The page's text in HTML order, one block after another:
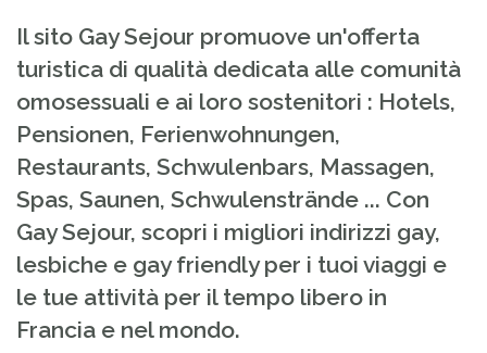
Il sito Gay Sejour promuove un'offerta
turistica di qualità dedicata alle comunità
omosessuali e ai loro sostenitori : Hotels,
Pensionen, Ferienwohnungen,
Restaurants, Schwulenbars, Massagen,
Spas, Saunen, Schwulenstrände ... Con
Gay Sejour, scopri i migliori indirizzi gay,
lesbiche e gay friendly per i tuoi viaggi e
le tue attività per il tempo libero in
Francia e nel mondo.